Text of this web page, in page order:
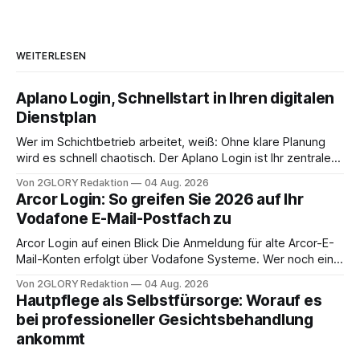
WEITERLESEN
Aplano Login, Schnellstart in Ihren digitalen
Dienstplan
Wer im Schichtbetrieb arbeitet, weiß: Ohne klare Planung
wird es schnell chaotisch. Der Aplano Login ist Ihr zentraler
abwesenheiten und die gesamte kommunikation rund um
Ihr personal digital zu organisieren. In diesem Leitfaden
erfahren Sie alles, was Sie für einen reibungslosen Einstieg
brauchen, von der Registrierung
Von 2GLORY Redaktion 04 Aug. 2026
Arcor Login: So greifen Sie 2026 auf Ihr
Vodafone E-Mail-Postfach zu
Arcor Login auf einen Blick Die Anmeldung für alte Arcor-E-
Mail-Konten erfolgt über Vodafone Systeme. Wer noch eine
besitzt, loggt sich heute über das Vodafone E-Mail & Cloud
Portal ein. Der klassische Arcor Login über mail.
Von 2GLORY Redaktion 04 Aug. 2026
Hautpflege als Selbstfürsorge: Worauf es
bei professioneller Gesichtsbehandlung
ankommt